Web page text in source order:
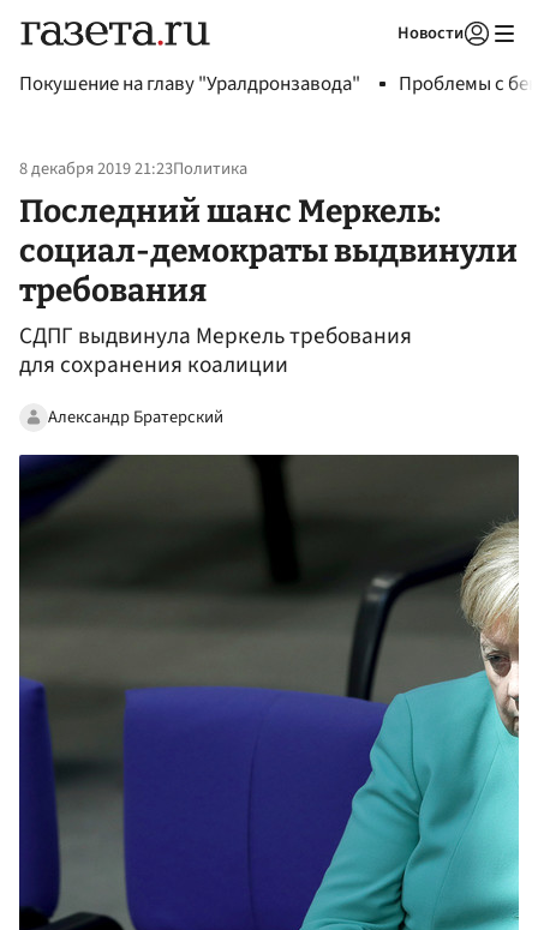
Новости
Покушение на главу "Уралдронзавода" Проблемы с
8 декабря 2019 21:23Политика
Последний шанс Меркель:
социал-демократы выдвинули
требования
СДПГ выдвинула Меркель требования
для сохранения коалиции
Александр Братерский